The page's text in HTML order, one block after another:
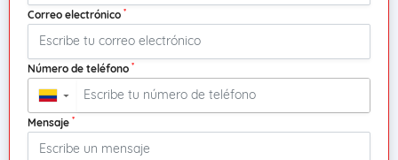
Correo electrónico *
Número de teléfono *
▼
Mensaje *